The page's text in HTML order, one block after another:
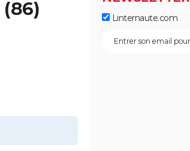
(86) Linternaute.com